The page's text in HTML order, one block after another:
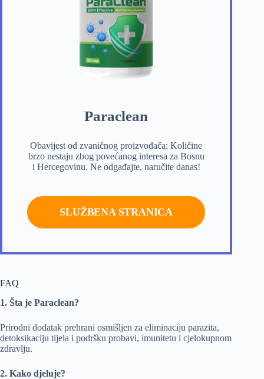
Paraclean
Obavijest od zvaničnog proizvođača: Količine
brzo nestaju zbog povećanog interesa za Bosnu
i Hercegovinu. Ne odgađajte, naručite danas!
SLUŽBENA STRANICA
FAQ
1. Šta je Paraclean?
Prirodni dodatak prehrani osmišljen za eliminaciju parazita,
detoksikaciju tijela i podršku probavi, imunitetu i cjelokupnom
zdravlju.
2. Kako djeluje?